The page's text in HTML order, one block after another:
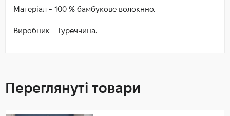
Матеріал - 100 % бамбукове волокнно.
Виробник - Туреччина.
Переглянуті товари